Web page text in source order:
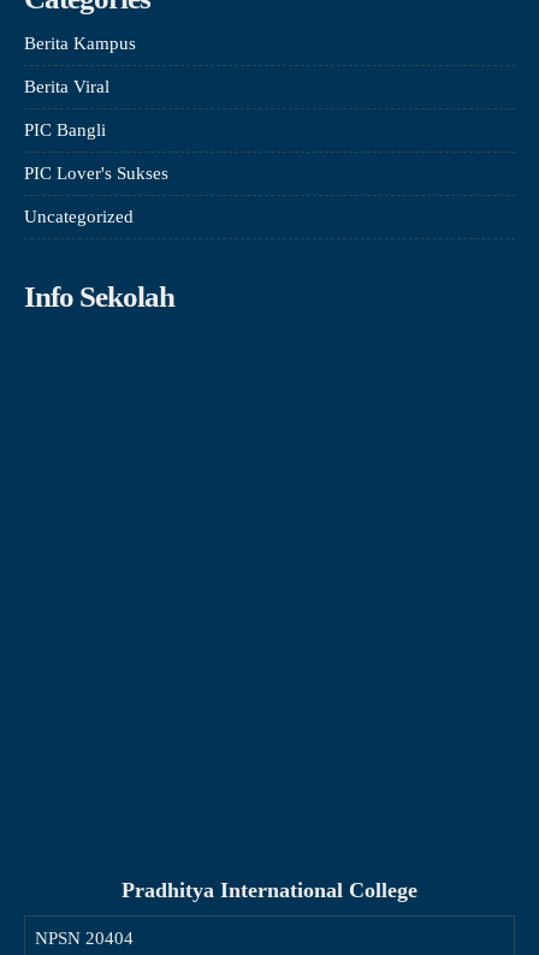
Berita Kampus
Berita Viral
PIC Bangli
PIC Lover's Sukses
Uncategorized
Info Sekolah
Pradhitya International College
NPSN 20404